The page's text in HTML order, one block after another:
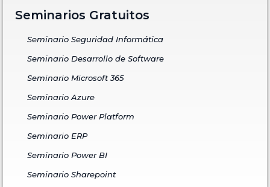
Seminarios Gratuitos
Seminario Seguridad Informática
Seminario Desarrollo de Software
Seminario Microsoft 365
Seminario Azure
Seminario Power Platform
Seminario ERP
Seminario Power BI
Seminario Sharepoint